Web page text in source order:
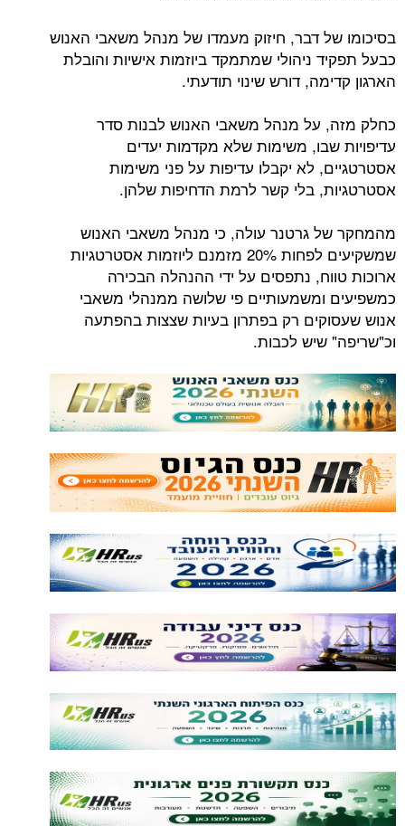
בסיכומו של דבר, חיזוק מעמדו של מנהל משאבי האנוש
כבעל תפקיד ניהולי שמתמקד ביוזמות אישיות והובלת
הארגון קדימה, דורש שינוי תודעתי.
כחלק מזה, על מנהל משאבי האנוש לבנות סדר
עדיפויות שבו, משימות שלא מקדמות יעדים
אסטרטגיים, לא יקבלו עדיפות על פני משימות
אסטרטגיות, בלי קשר לרמת הדחיפות שלהן.
מהמחקר של גרטנר עולה, כי מנהל משאבי האנוש
שמשקיעים לפחות 20% מזמנם ליוזמות אסטרטגיות
ארוכות טווח, נתפסים על ידי ההנהלה הבכירה
כמשפיעים ומשמעותיים פי שלושה ממנהלי משאבי
אנוש שעסוקים רק בפתרון בעיות שצצות בהפתעה
וכ"שריפה" שיש לכבות.